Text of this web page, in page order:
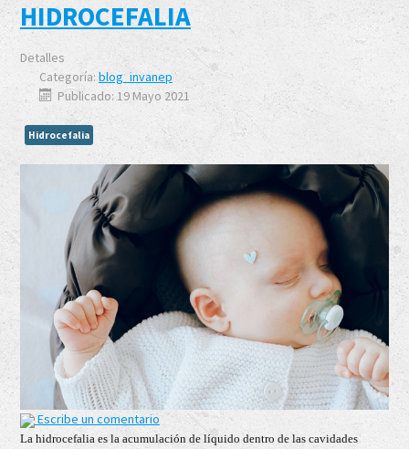
HIDROCEFALIA
Detalles
Categoría: blog_invanep
Publicado: 19 Mayo 2021
Hidrocefalia
Escribe un comentario
La hidrocefalia es la acumulación de líquido dentro de las cavidades